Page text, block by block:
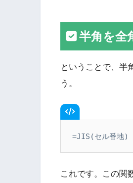
半角を全
ということで、半
う。
=JIS(セル番地)
これです。この関